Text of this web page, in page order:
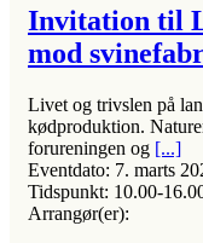
Invitation til
mod
Livet og trivslen på
kødproduktion.
forureningen og [...]
Eventdato: 7. marts
Tidspunkt: 10.00-
Arrangør(er):